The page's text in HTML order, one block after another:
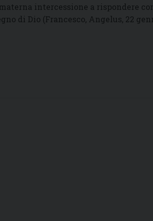
intercessione a rispondere
di Dio (Francesco, Angelus, 22